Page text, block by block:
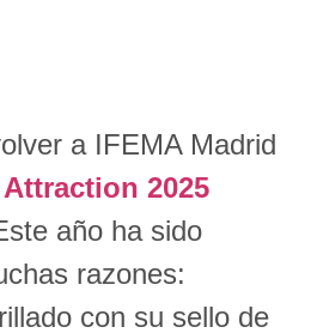
a IFEMA Madrid
2025
año ha sido
razones:
con su sello de